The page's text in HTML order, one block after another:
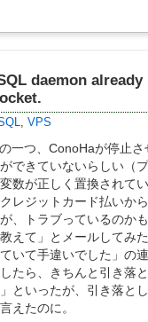
daemon
, VPS
一つ、ConoHaが停止
できていないらしい（
数が正しく置換されて
レジットカード払いか
、トラブっているのか
教えて」とメールしてみ
いて手違いでした」の
たら、きちんと引き落
といったが、引き落と
えたのに。